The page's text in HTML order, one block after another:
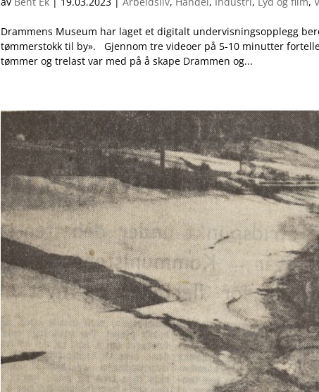
Drammens Museum har laget et digitalt undervisningsopplegg
tømmerstokk til by». Gjennom tre videoer på 5-10 minutter
tømmer og trelast var med på å skape Drammen og...